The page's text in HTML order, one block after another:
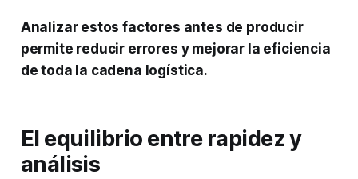
Analizar estos factores antes de producir
permite reducir errores y mejorar la eficiencia
de toda la cadena logística.
El equilibrio entre rapidez y
análisis